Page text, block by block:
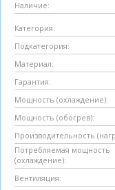
Наличие:
Категория:
Подкатегория:
Материал:
Гарантия:
Мощность (охлаждение):
Мощность (обогрев):
Производительность
Потребляемая мощность
(охлаждение):
Вентиляция: